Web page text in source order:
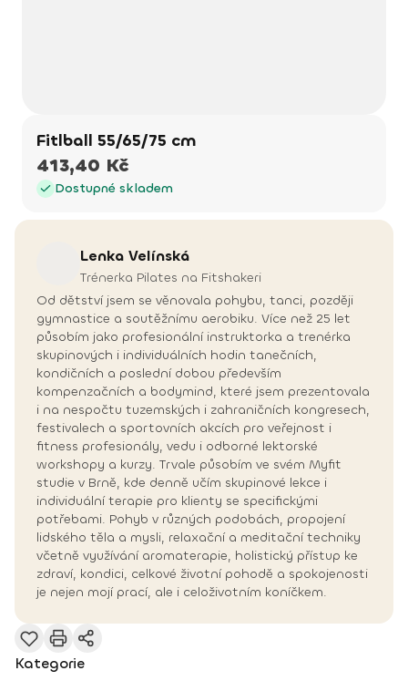
Fitlball 55/65/75 cm
413,40 Kč
Dostupné skladem
Lenka Velínská
Trénerka Pilates na Fitshakeri
Od dětství jsem se věnovala pohybu, tanci, později
gymnastice a soutěžnímu aerobiku. Více než 25 let
působím jako profesionální instruktorka a trenérka
skupinových i individuálních hodin tanečních,
kondičních a poslední dobou především
kompenzačních a bodymind, které jsem prezentovala
i na nespočtu tuzemských i zahraničních kongresech,
festivalech a sportovních akcích pro veřejnost i
fitness profesionály, vedu i odborné lektorské
workshopy a kurzy. Trvale působím ve svém Myfit
studie v Brně, kde denně učím skupinové lekce i
individuální terapie pro klienty se specifickými
potřebami. Pohyb v různých podobách, propojení
lidského těla a mysli, relaxační a meditační techniky
včetně využívání aromaterapie, holistický přístup ke
zdraví, kondici, celkové životní pohodě a spokojenosti
je nejen mojí prací, ale i celoživotním koníčkem.
Kategorie